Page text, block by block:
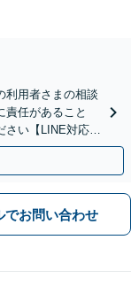
利用者さまの相談
責任があること
さい【LINE対応
でお問い合わせ